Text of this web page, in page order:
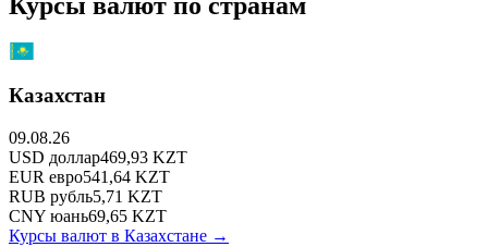
Казахстан
09.08.26
USD доллар469,93 KZT
EUR евро541,64 KZT
RUB рубль5,71 KZT
CNY юань69,65 KZT
Курсы валют в Казахстане →